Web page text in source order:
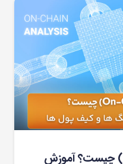
تحلیل آنچین (On-Chain ) چیست؟ آموزش